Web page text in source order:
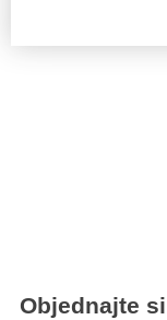
Objednajte